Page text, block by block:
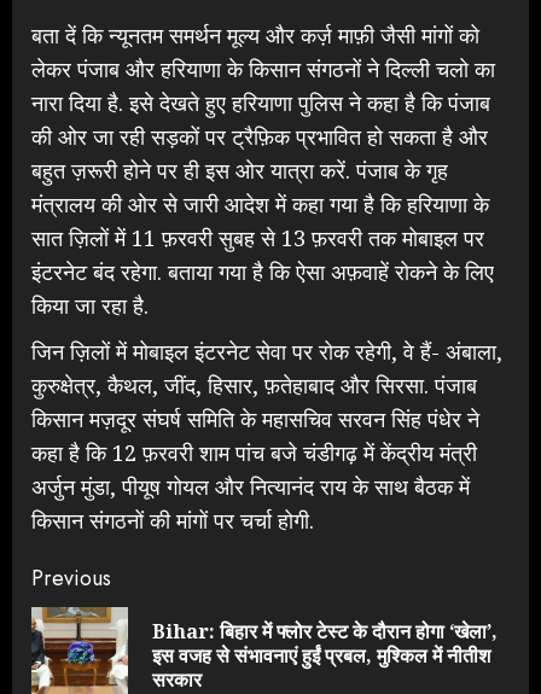
बता दें कि न्यूनतम समर्थन मूल्य और कर्ज़ माफ़ी जैसी मांगों को
लेकर पंजाब और हरियाणा के किसान संगठनों ने दिल्ली चलो का
नारा दिया है. इसे देखते हुए हरियाणा पुलिस ने कहा है कि पंजाब
की ओर जा रही सड़कों पर ट्रैफ़िक प्रभावित हो सकता है और
बहुत ज़रूरी होने पर ही इस ओर यात्रा करें. पंजाब के गृह
मंत्रालय की ओर से जारी आदेश में कहा गया है कि हरियाणा के
सात ज़िलों में 11 फ़रवरी सुबह से 13 फ़रवरी तक मोबाइल पर
इंटरनेट बंद रहेगा. बताया गया है कि ऐसा अफ़वाहें रोकने के लिए
किया जा रहा है.
जिन ज़िलों में मोबाइल इंटरनेट सेवा पर रोक रहेगी, वे हैं- अंबाला,
कुरुक्षेत्र, कैथल, जींद, हिसार, फ़तेहाबाद और सिरसा. पंजाब
किसान मज़दूर संघर्ष समिति के महासचिव सरवन सिंह पंधेर ने
कहा है कि 12 फ़रवरी शाम पांच बजे चंडीगढ़ में केंद्रीय मंत्री
अर्जुन मुंडा, पीयूष गोयल और नित्यानंद राय के साथ बैठक में
किसान संगठनों की मांगों पर चर्चा होगी.
Continue
Reading
Previous
Bihar: बिहार में फ्लोर टेस्ट के दौरान होगा ‘खेला’,
इस वजह से संभावनाएं हुईं प्रबल, मुश्किल में नीतीश
सरकार